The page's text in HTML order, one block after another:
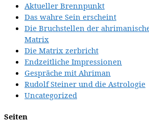
Aktueller Brennpunkt
Das wahre Sein erscheint
Die Bruchstellen der
Matrix
Die Matrix zerbricht
Endzeitliche Impressionen
Gespräche mit Ahriman
Rudolf Steiner und die Astrologie
Uncategorized
Seiten